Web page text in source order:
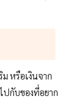
หรือเงินจาก
ปกับของที่อยาก